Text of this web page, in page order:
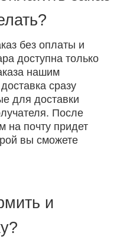
без оплаты и
доступна только
нашим
сразу
для доставки
После
на почту придет
вы сможете
и